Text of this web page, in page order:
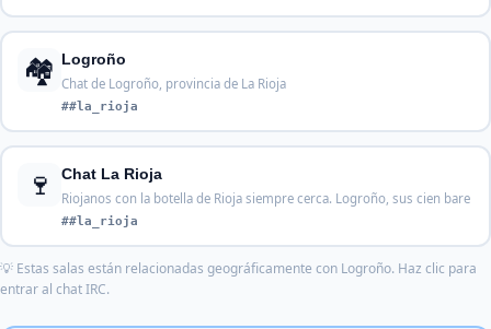
🏘️ Logroño
Chat de Logroño, provincia de La Rioja
##la_rioja
🍷
Chat La Rioja
Riojanos con la botella de Rioja siempre cerca. Logroño, sus cien bare
##la_rioja
💡 Estas salas están relacionadas geográficamente con Logroño. Haz clic para
entrar al chat IRC.